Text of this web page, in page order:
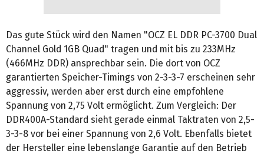
Das gute Stück wird den Namen "OCZ EL DDR PC-3700 Dual
Channel Gold 1GB Quad" tragen und mit bis zu 233MHz
(466MHz DDR) ansprechbar sein. Die dort von OCZ
garantierten Speicher-Timings von 2-3-3-7 erscheinen sehr
aggressiv, werden aber erst durch eine empfohlene
Spannung von 2,75 Volt ermöglicht. Zum Vergleich: Der
DDR400A-Standard sieht gerade einmal Taktraten von 2,5-
3-3-8 vor bei einer Spannung von 2,6 Volt. Ebenfalls bietet
der Hersteller eine lebenslange Garantie auf den Betrieb